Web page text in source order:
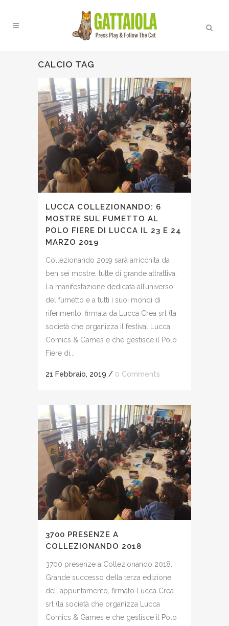
CALCIO TAG
LUCCA COLLEZIONANDO: 6
MOSTRE SUL FUMETTO AL
POLO FIERE DI LUCCA IL 23 E 24
MARZO 2019
Collezionando 2019 sarà arricchita da
ben sei mostre, tutte di grande attrattiva.
La manifestazione dedicata all’universo
del fumetto e a tutti i suoi mondi di
riferimento, firmata da Lucca Crea srl (la
società che organizza il festival Lucca
Comics & Games e che gestisce il Polo
Fiere di...
21 Febbraio, 2019 / 0 Comments
3700 PRESENZE A
COLLEZIONANDO 2018
3700 presenze a Collezionando 2018.
Grande successo della terza edizione
dell'appuntamento, firmato Lucca Crea
srl (la società che organizza Lucca
Comics & Games e che gestisce il Polo